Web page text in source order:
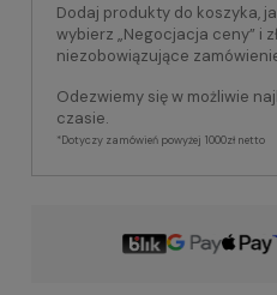
Dodaj produkty do koszyka,
wybierz „Negocjacja ceny” i
niezobowiązujące
Odezwiemy się w możliwie
czasie.
*Dotyczy zamówień powyżej 1000zł netto